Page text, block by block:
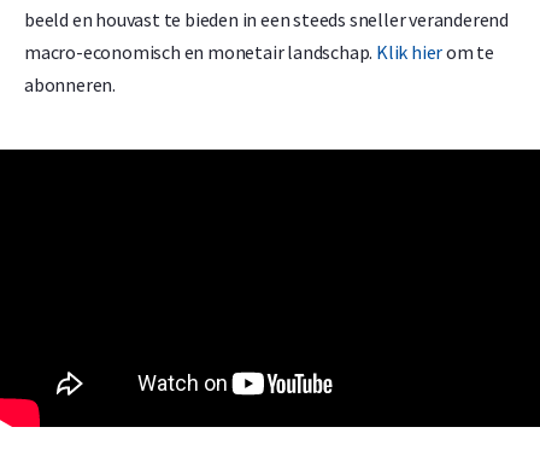
beeld en houvast te bieden in een steeds sneller veranderend
macro-economisch en monetair landschap. Klik hierom te
abonneren.